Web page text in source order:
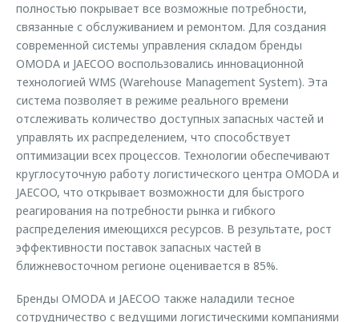
полностью покрывает все возможные потребности,
связанные с обслуживанием и ремонтом. Для создания
современной системы управления складом бренды
OMODA и JAECOO воспользовались инновационной
технологией WMS (Warehouse Management System). Эта
система позволяет в режиме реального времени
отслеживать количество доступных запасных частей и
управлять их распределением, что способствует
оптимизации всех процессов. Технологии обеспечивают
круглосуточную работу логистического центра OMODA и
JAECOO, что открывает возможности для быстрого
реагирования на потребности рынка и гибкого
распределения имеющихся ресурсов. В результате, рост
эффективности поставок запасных частей в
ближневосточном регионе оценивается в 85%.
Бренды OMODA и JAECOO также наладили тесное
сотрудничество с ведущими логистическими компаниями